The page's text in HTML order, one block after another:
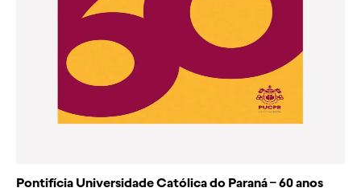
Pontifícia Universidade Católica do Paraná – 60 anos